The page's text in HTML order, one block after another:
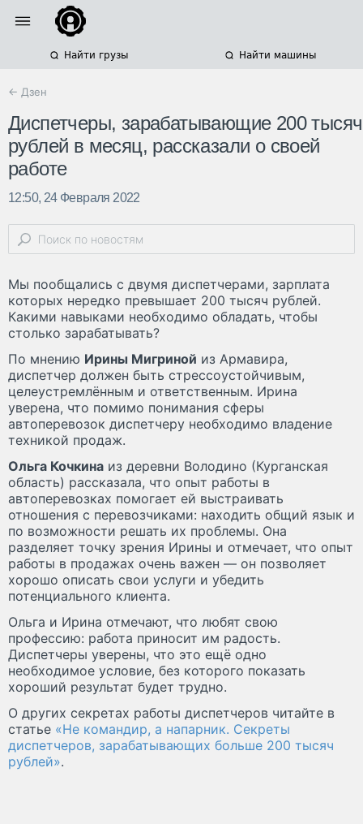
Найти грузы Найти машины
← Дзен
Диспетчеры, зарабатывающие 200 тысяч
рублей в месяц, рассказали о своей
работе
12:50, 24 Февраля 2022
Мы пообщались с двумя диспетчерами, зарплата
которых нередко превышает 200 тысяч рублей.
Какими навыками необходимо обладать, чтобы
столько зарабатывать?
По мнению Ирины Мигриной из Армавира,
диспетчер должен быть стрессоустойчивым,
целеустремлённым и ответственным. Ирина
уверена, что помимо понимания сферы
автоперевозок диспетчеру необходимо владение
техникой продаж.
Ольга Кочкина из деревни Володино (Курганская
область) рассказала, что опыт работы в
автоперевозках помогает ей выстраивать
отношения с перевозчиками: находить общий язык и
по возможности решать их проблемы. Она
разделяет точку зрения Ирины и отмечает, что опыт
работы в продажах очень важен — он позволяет
хорошо описать свои услуги и убедить
потенциального клиента.
Ольга и Ирина отмечают, что любят свою
профессию: работа приносит им радость.
Диспетчеры уверены, что это ещё одно
необходимое условие, без которого показать
хороший результат будет трудно.
О других секретах работы диспетчеров читайте в
статье «Не командир, а напарник. Секреты
диспетчеров, зарабатывающих больше 200 тысяч
рублей».